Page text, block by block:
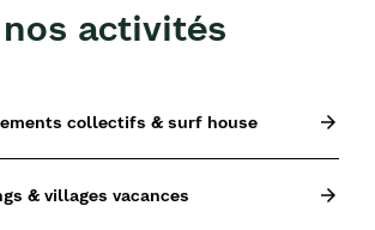
activités
collectifs & surf house
& villages vacances